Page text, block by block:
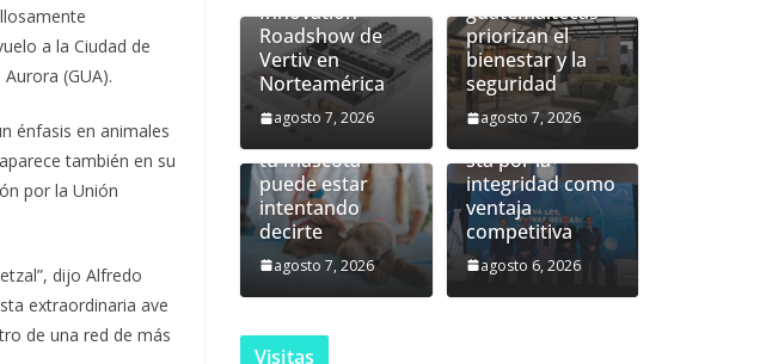
a la Ciudad de
(GUA).
énfasis en animales
también en su
por la Unión
dijo Alfredo
extraordinaria ave
de una red de más
Innovation
Roadshow de
Vertiv en
Norteamérica
agosto 7, 2026
guatemaltecas
priorizan el
bienestar y la
seguridad
agosto 7, 2026
tu mascota
puede estar
intentando
decirte
agosto 7, 2026
Nueva ley de
prevención de
lavado:
sta por la
integridad como
ventaja
competitiva
agosto 6, 2026
Visitas